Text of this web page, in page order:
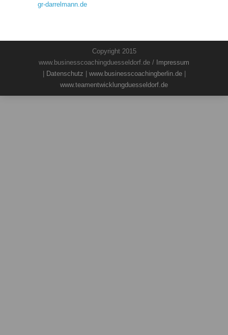
gr-darrelmann.de
Copyright 2015
www.businesscoachingduesseldorf.de / Impressum
Datenschutz www.businesscoachingberlin.de|
www.teamentwicklungduesseldorf.de